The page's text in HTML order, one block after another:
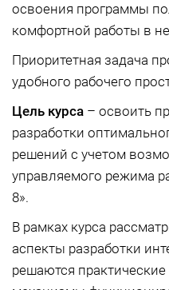
освоения программы
комфортной работы в
Приоритетная задача
удобного рабочего
Цель курса – освоить
разработки
решений с учетом
управляемого режима
8».
В рамках курса
аспекты разработки
решаются